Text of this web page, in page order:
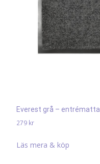
Everest grå – entrématta
279 kr
Läs mera & köp